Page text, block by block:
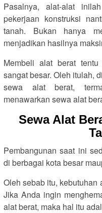
Pasalnya, alat-alat
pekerjaan konstruksi
tanah. Bukan hanya
menjadikan hasilnya
Membeli alat berat
sangat besar. Oleh itulah,
sewa alat berat,
menawarkan sewa alat
Sewa Alat
Pembangunan saat ini
di berbagai kota besar
Oleh sebab itu, kebutuhan
Jika Anda ingin
alat berat, maka hal itu